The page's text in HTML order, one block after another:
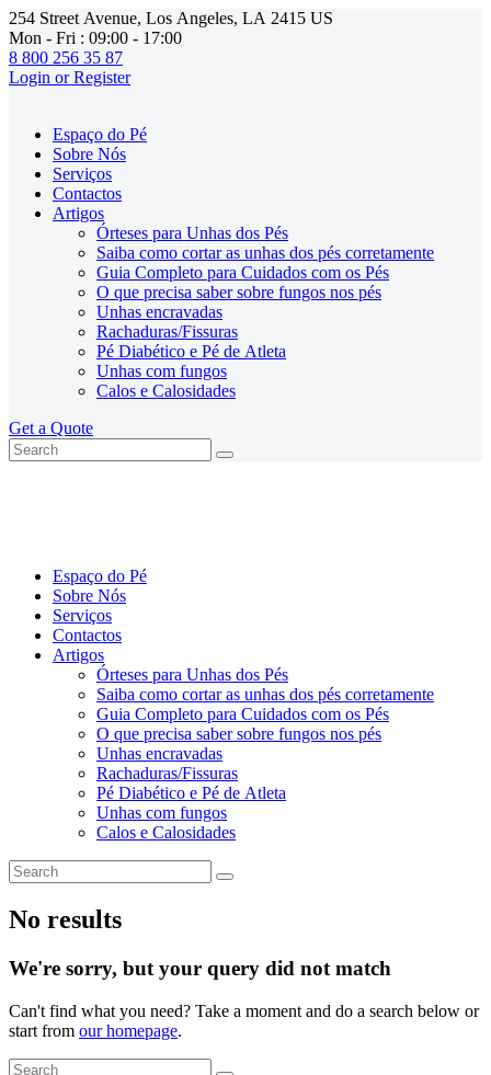
254 Street Avenue, Los Angeles, LA 2415 US
Mon - Fri : 09:00 - 17:00
8 800 256 35 87
Login or Register
Espaço do Pé
Sobre Nós
Serviços
Contactos
Artigos
Órteses para Unhas dos Pés
Saiba como cortar as unhas dos pés corretamente
Guia Completo para Cuidados com os Pés
O que precisa saber sobre fungos nos pés
Unhas encravadas
Rachaduras/Fissuras
Pé Diabético e Pé de Atleta
Unhas com fungos
Calos e Calosidades
Get a Quote
Espaço do Pé
Sobre Nós
Serviços
Contactos
Artigos
Órteses para Unhas dos Pés
Saiba como cortar as unhas dos pés corretamente
Guia Completo para Cuidados com os Pés
O que precisa saber sobre fungos nos pés
Unhas encravadas
Rachaduras/Fissuras
Pé Diabético e Pé de Atleta
Unhas com fungos
Calos e Calosidades
No results
We're sorry, but your query did not match
Can't find what you need? Take a moment and do a search below or
start from our homepage.